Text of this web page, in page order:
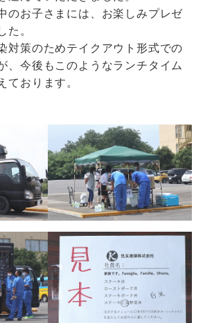
のお子さまには、お楽しみプレゼ
た。
対策のためテイクアウト形式での
、今後もこのようなランチタイム
ております。